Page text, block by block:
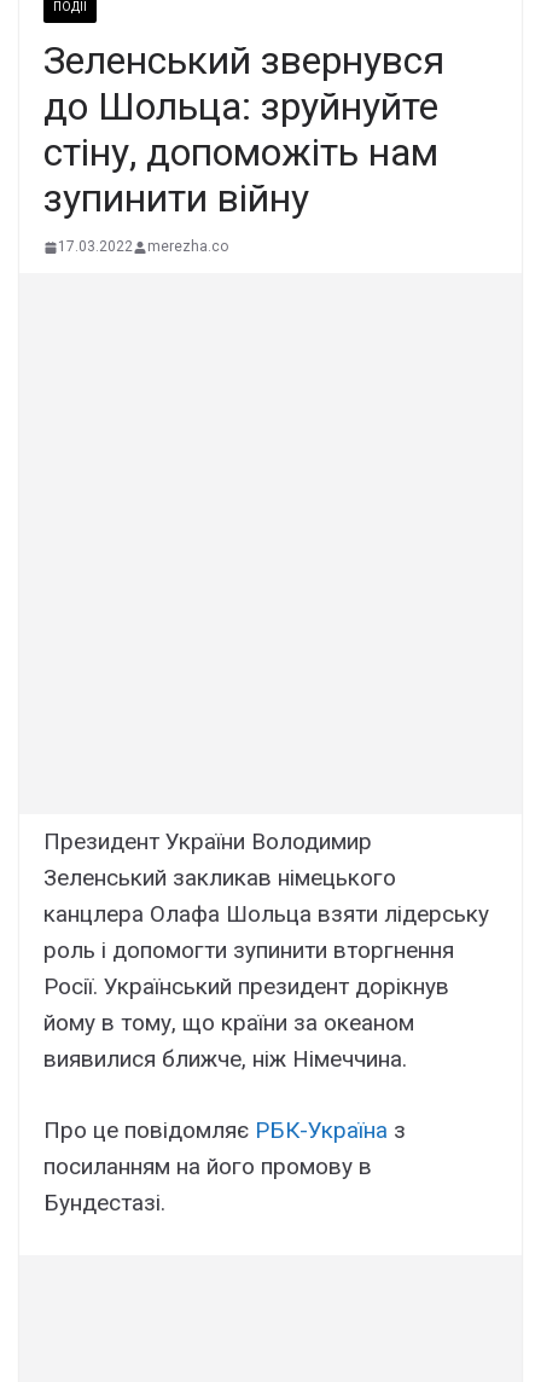
ПОДІЇ
Зеленський звернувся
до Шольца: зруйнуйте
стіну, допоможіть нам
зупинити війну
17.03.2022 merezha.co
Президент України Володимир
Зеленський закликав німецького
канцлера Олафа Шольца взяти лідерську
роль і допомогти зупинити вторгнення
Росії. Український президент дорікнув
йому в тому, що країни за океаном
виявилися ближче, ніж Німеччина.
Про це повідомляє РБК-Україна з
посиланням на його промову в
Бундестазі.